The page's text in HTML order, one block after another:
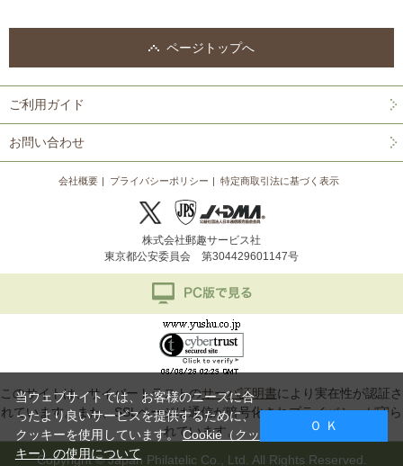
ページトップへ
ご利用ガイド
お問い合わせ
会社概要 プライバシーポリシー 特定商取引法に基づく表示
株式会社郵趣サービス社
東京都公安委員会 第304429601147号
このサイトは、サイバートラストのサーバ証明書により実在性が認証さ
れています。また、SSLページは通信が暗号化されプライバシーが守ら
れています。
Copyright © Japan Philatelic Co., Ltd. All Rights Reserved.
当ウェブサイトでは、お客様のニーズに合
ったより良いサービスを提供するために、
クッキーを使用しています。Cookie（クッ
キー）の使用について
Ｏ Ｋ